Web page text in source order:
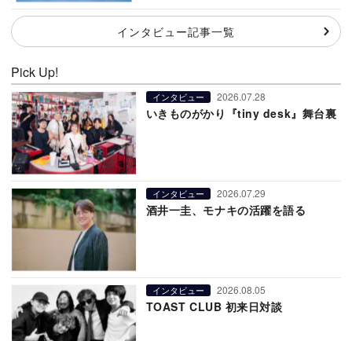
インタビュー記事一覧
Pick Up!
インタビュー 2026.07.28
いきものがかり『tiny desk』舞台裏
インタビュー 2026.07.29
酒井一圭、モナキの活躍を語る
インタビュー 2026.08.05
TOAST CLUB 初来日対談